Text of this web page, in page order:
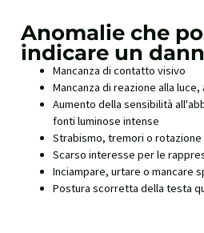
Anomalie che
indicare un
Mancanza di contatto visivo
Mancanza di reazione alla
Aumento della sensibilità
fonti luminose intense
Strabismo, tremori o rotazione
Scarso interesse per le
Inciampare, urtare o mancare
Postura scorretta della testa